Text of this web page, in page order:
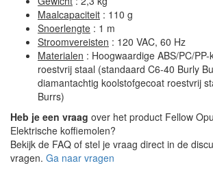
Maalcapaciteit : 110 g
Snoerlengte : 1 m
Stroomvereisten : 120 VAC, 60 Hz
Materialen : Hoogwaardige ABS/PC/
roestvrij staal (standaard C6-40 Burly
diamantachtig koolstofgecoat roestvrij
Burrs)
Heb je een vraag over het product Fellow
Elektrische koffiemolen?
Bekijk de FAQ of stel je vraag direct in de
vragen. Ga naar vragen